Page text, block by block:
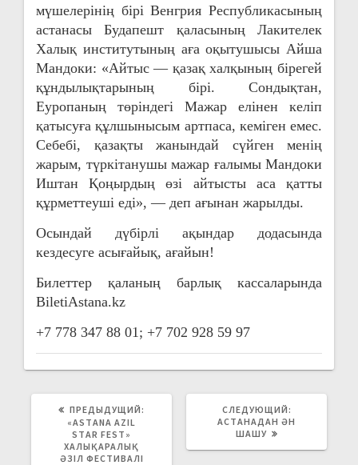
мүшелерінің бірі Венгрия Республикасының
астанасы Будапешт қаласының Лакителек
Халық институтының аға оқытушысы Айша
Мандоки: «Айтыс — қазақ xалқының бірегей
құндылықтарының бірі. Сондықтан,
Еуропаның төріндегі Мажар елінен келіп
қатысуға құлшынысым артпаса, кеміген емес.
Себебі, қазақты жанындай сүйген менің
жарым, түркітанушы мажар ғалымы Мандоки
Иштан Қоңырдың өзі айтысты аса қатты
құрметтеуші еді», — деп ағынан жарылды.
Осындай дүбірлі ақындар додасында
кездесуге асығайық, ағайын!
Билеттер қаланың барлық кассаларында
BiletiAstana.kz
+7 778 347 88 01 ; +7 702 928 59 97
ПРЕДЫДУЩИЙ:
П
Р
Е
Д
«ASTANA AZIL
STAR FEST»
ХАЛЫҚАРАЛЫҚ
ӘЗІЛ ФЕСТИВАЛІ
СЛЕДУЮЩИЙ:
Л
АСТАНАДАН ӘН
ШАШУ